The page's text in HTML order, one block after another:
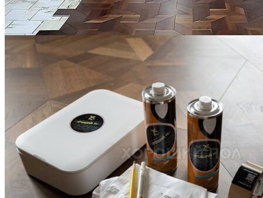
Укладка модульного паркета с финишным покрытием на
фанеру
3 600 ₽
Услуги по реставрации паркета